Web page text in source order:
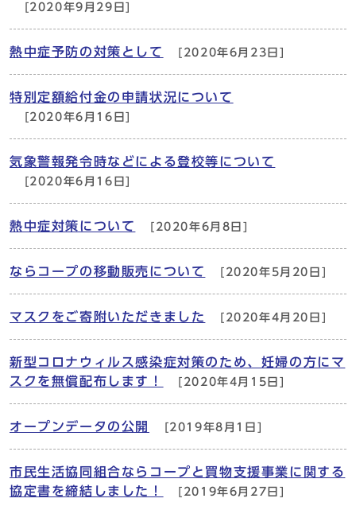
[2020年9月29日]
熱中症予防の対策として [2020年6月23日]
特別定額給付金の申請状況について
[2020年6月16日]
気象警報発令時などによる登校等について
[2020年6月16日]
熱中症対策について [2020年6月8日]
ならコープの移動販売について [2020年5月20日]
マスクをご寄附いただきました [2020年4月20日]
新型コロナウィルス感染症対策のため、妊婦の方にマ
スクを無償配布します！
[2020年4月15日]
オープンデータの公開 [2019年8月1日]
市民生活協同組合ならコープと買物支援事業に関する
協定書を締結しました！
[2019年6月27日]